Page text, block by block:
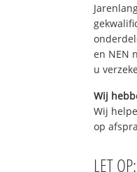
en NEN
u
Wij
Wij
op
LET